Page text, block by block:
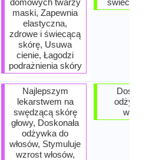
domowych twarzy
maski, Zapewnia
elastyczna,
zdrowe i świecącą
skórę, Usuwa
cienie, Łagodzi
podrażnienia skóry
Najlepszym
lekarstwem na
swędzącą skórę
głowy, Doskonała
odżywka do
włosów, Stymuluje
wzrost włosów,
świecącą